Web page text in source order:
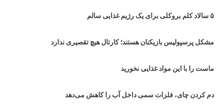
۵ سالاد کلم بروکلی برای یک رژیم غذایی سالم
مشکل پرسپولیس بازیکنان هستند؛ کارتال هیچ تقصیری ندارد
ماست را با این مواد غذایی نخورید
دم کردن چای، فلزات سمی داخل آب را کاهش می‌دهد